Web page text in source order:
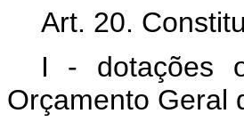
Art. 20.
I - dotações
Orçamento Geral